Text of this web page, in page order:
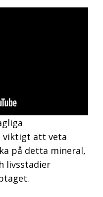
viktigt att veta
på detta mineral,
livsstadier